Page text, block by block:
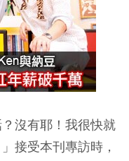
沒有耶！我很快就
接受本刊專訪時，